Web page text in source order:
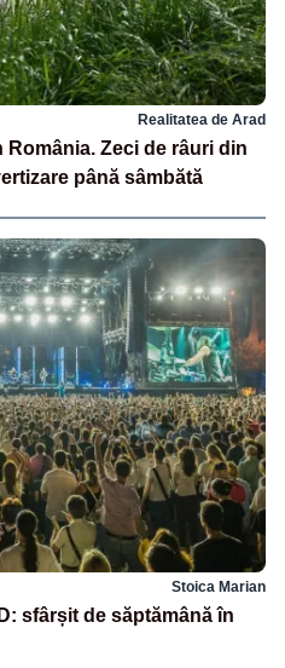
Realitatea de Arad
Zeci de râuri din
până sâmbătă
Stoica Marian
sfârșit de săptămână în